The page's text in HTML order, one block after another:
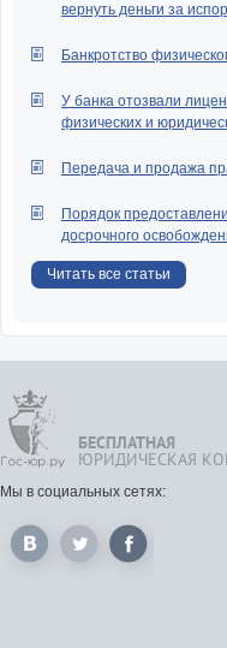
вернуть деньги за
Банкротство
У банка отозвали
физических и
Передача и продажа
Порядок
досрочного
Читать все статьи
БЕСПЛАТНАЯ
ЮРИДИЧЕСКАЯ
Мы в социальных сетях: